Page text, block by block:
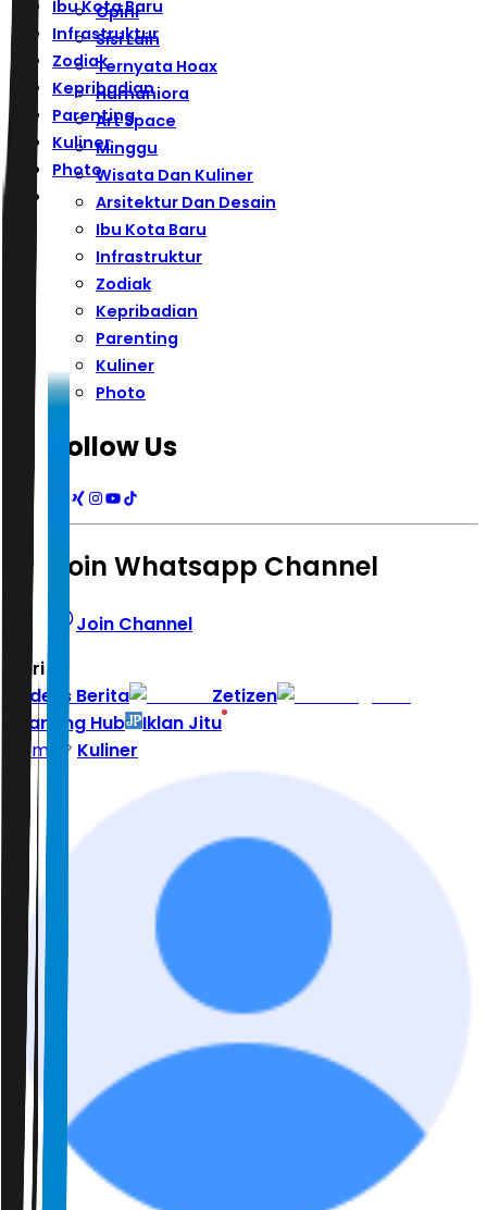
Ibu Kota Baru
Infrastruktur
Zodiak
Kepribadian
Parenting
Kuliner
Photo
Opini
Sisi Lain
Ternyata Hoax
Humaniora
Art Space
Minggu
Wisata Dan Kuliner
Arsitektur Dan Desain
Ibu Kota Baru
Infrastruktur
Zodiak
Kepribadian
Parenting
Kuliner
Photo
Follow Us
Join Whatsapp Channel
Join Channel
Hari ini
Indeks Berita
Zetizen
Learning Hub
Iklan Jitu
Home
Kuliner